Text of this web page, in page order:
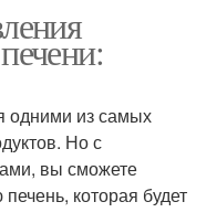
Вкусная печень
Печень на сковородке
одними из самых
Но с
вы сможете
которая будет